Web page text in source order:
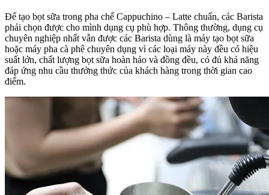
Để tạo bọt sữa trong pha chế Cappuchino – Latte chuẩn, các Barista
phải chọn được cho mình dụng cụ phù hợp. Thông thường, dụng cụ
chuyên nghiệp nhất vẫn được các Barista dùng là máy tạo bọt sữa
hoặc máy pha cà phê chuyên dụng vì các loại máy này đều có hiệu
suất lớn, chất lượng bọt sữa hoàn hảo và đồng đều, có đủ khả năng
đáp ứng nhu cầu thưởng thức của khách hàng trong thời gian cao
điểm.